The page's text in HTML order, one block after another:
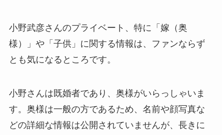
小野武彦さんのプライベート、特に「嫁（奥
様）」や「子供」に関する情報は、ファンならず
とも気になるところです。
小野さんは既婚者であり、奥様がいらっしゃいま
す。奥様は一般の方であるため、名前や顔写真な
どの詳細な情報は公開されていませんが、長きに